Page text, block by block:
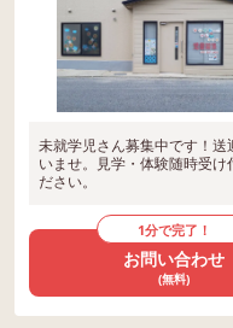
未就学児さん募集中です！
いませ。見学・体験随時受
ださい。
1分で完了！
お問い合わせ
(無料)